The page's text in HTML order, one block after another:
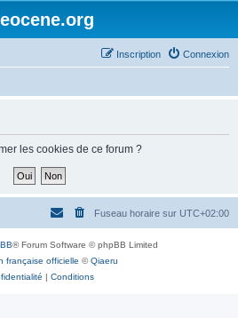
Connexion
Inscription
les cookies de ce forum ?
Fuseau horaire sur UTC+02:00
® Forum Software © phpBB Limited
française officielle ©Qiaeru
| Conditions